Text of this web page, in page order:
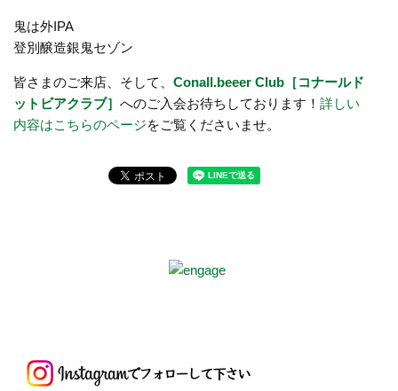
鬼は外IPA
登別醸造銀鬼セゾン
皆さまのご来店、そして、 Conall.beeer Club［コナールド
ットビアクラブ］ へのご入会お待ちしております！ 詳しい
内容はこちらのページをご覧くださいませ。